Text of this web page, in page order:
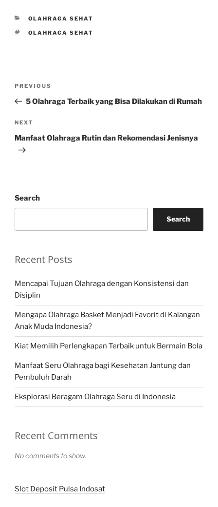
CATEGORIES
OLAHRAGA SEHAT
TAGS
OLAHRAGA SEHAT
Previous
Post
PREVIOUS
5 Olahraga Terbaik yang Bisa Dilakukan di Rumah
Next
Post
NEXT
Manfaat Olahraga Rutin dan Rekomendasi Jenisnya
Search
Search
Recent Posts
Mencapai Tujuan Olahraga dengan Konsistensi dan
Disiplin
Mengapa Olahraga Basket Menjadi Favorit di Kalangan
Anak Muda Indonesia?
Kiat Memilih Perlengkapan Terbaik untuk Bermain Bola
Manfaat Seru Olahraga bagi Kesehatan Jantung dan
Pembuluh Darah
Eksplorasi Beragam Olahraga Seru di Indonesia
Recent Comments
No comments to show.
Slot Deposit Pulsa Indosat